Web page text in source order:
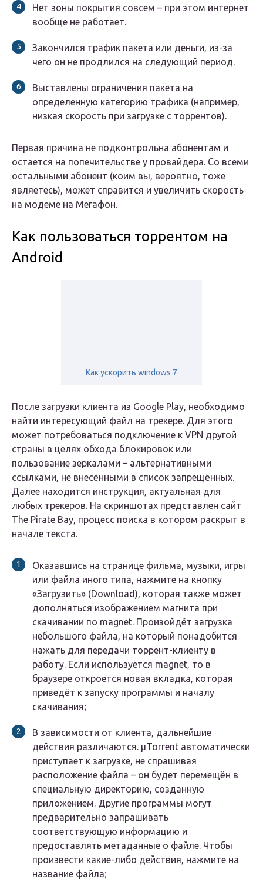
Нет зоны покрытия совсем – при этом интернет
вообще не работает.
Закончился трафик пакета или деньги, из-за
чего он не продлился на следующий период.
Выставлены ограничения пакета на
определенную категорию трафика (например,
низкая скорость при загрузке с торрентов).
Первая причина не подконтрольна абонентам и
остается на попечительстве у провайдера. Со всеми
остальными абонент (коим вы, вероятно, тоже
являетесь), может справится и увеличить скорость
на модеме на Мегафон.
Как пользоваться торрентом на
Android
Как ускорить windows 7
После загрузки клиента из Google Play, необходимо
найти интересующий файл на трекере. Для этого
может потребоваться подключение к VPN другой
страны в целях обхода блокировок или
пользование зеркалами – альтернативными
ссылками, не внесёнными в список запрещённых.
Далее находится инструкция, актуальная для
любых трекеров. На скриншотах представлен сайт
The Pirate Bay, процесс поиска в котором раскрыт в
начале текста.
Оказавшись на странице фильма, музыки, игры
или файла иного типа, нажмите на кнопку
«Загрузить» (Download), которая также может
дополняться изображением магнита при
скачивании по magnet. Произойдёт загрузка
небольшого файла, на который понадобится
нажать для передачи торрент-клиенту в
работу. Если используется magnet, то в
браузере откроется новая вкладка, которая
приведёт к запуску программы и началу
скачивания;
В зависимости от клиента, дальнейшие
действия различаются. µTorrent автоматически
приступает к загрузке, не спрашивая
расположение файла – он будет перемещён в
специальную директорию, созданную
приложением. Другие программы могут
предварительно запрашивать
соответствующую информацию и
предоставлять метаданные о файле. Чтобы
произвести какие-либо действия, нажмите на
название файла;